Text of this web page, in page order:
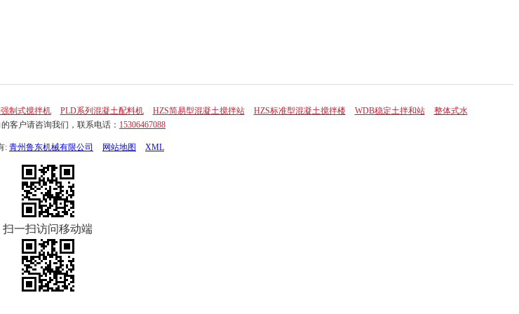
制式搅拌机 PLD系列混凝土配料机 HZS简易型混凝土搅拌站 HZS标准型混凝土搅拌楼 WDB稳定土拌和站
整体式水
客户请咨询我们，联系电话： 15306467088
: 青州鲁东机械有限公司 网站地图 XML
扫一扫访问移动端